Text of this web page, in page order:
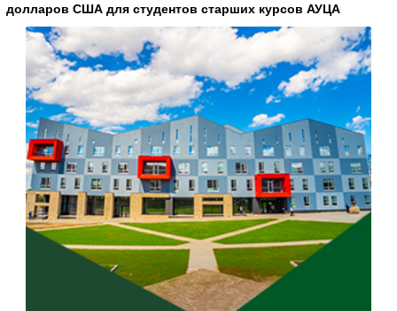
долларов США для студентов старших курсов АУЦА